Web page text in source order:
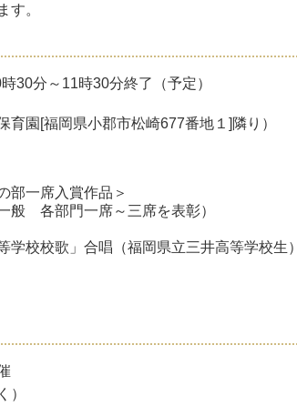
す。
分～11時30分終了（予定）
[福岡県小郡市松崎677番地１]隣り）
部一席入賞作品＞
般 各部門一席～三席を表彰）
学校校歌」合唱（福岡県立三井高等学校生）